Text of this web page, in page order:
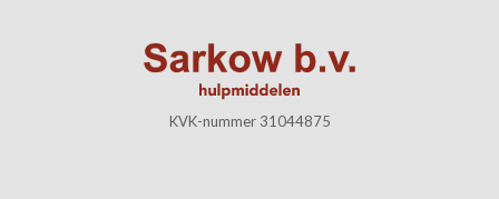
KVK-nummer 31044875